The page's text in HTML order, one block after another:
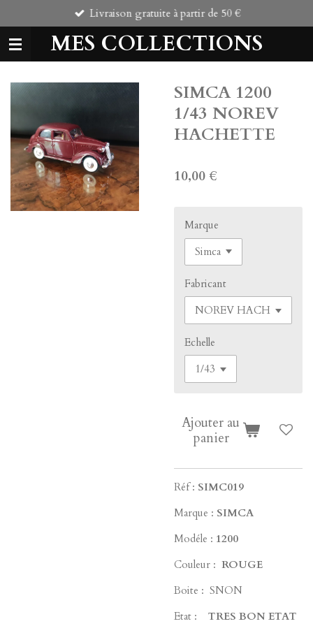
au
contenu
principal
MES COLLECTIONS
Livraison gratuite à partir de 50 €
SIMCA 1200
1/43 NOREV
HACHETTE
10,00 €
Marque
Fabricant
Echelle
Ajouter au
panier
Réf : SIMC019
Marque : SIMCA
Modéle : 1200
Couleur : ROUGE
Boite : SNON
Etat :
TRES BON ETAT